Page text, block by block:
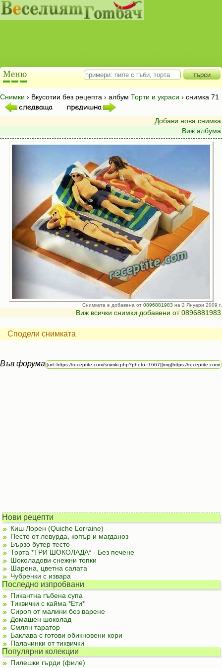
Снимки › Вкусотии без рецепта › албум Торти и украси › снимка 71
Добави нова снимка
Виж албума
Снимката е добавена от 0896881983 на 2 Януари 2009 г.
Виж всички снимки добавени от 0896881983
Сподели снимката
Във форума
Нови рецепти
Киш Лорен (Quiche Lorraine)
Песто от левурда, копър и магданоз
Бързо бутер тесто
Торта *ТРИ ШОКОЛАДА* - Без печене
Шоколадови снежни топки
Шарена, цветна салата
Чубренки с извара
Последно изпробвани
Пикантна гъбена супа
Тиквички с кайма *Ети*
Сироп от малини без варене
Домашен шоколад
Смлян таратор
Баклава с готови обикновени кори
Палачинки от тиквички
Популярни колекции
Пилешки гърди (филе)